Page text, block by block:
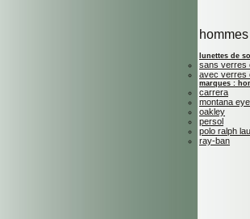
hommes
lunettes de
sans verres
avec verres
marques :
carrera
montana
oakley
persol
polo ralph
ray-ban